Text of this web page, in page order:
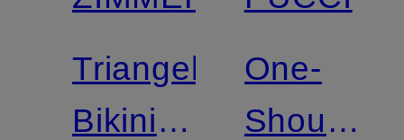
Triangel-
Bikini
One-
Shoulder-